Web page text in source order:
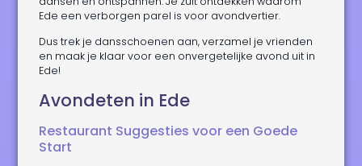
Ede een verborgen parel is voor avondvertier.
Dus trek je dansschoenen aan, verzamel je vrienden
en maak je klaar voor een onvergetelijke avond uit in
Ede!
Avondeten in Ede
Restaurant Suggesties voor een Goede
Start